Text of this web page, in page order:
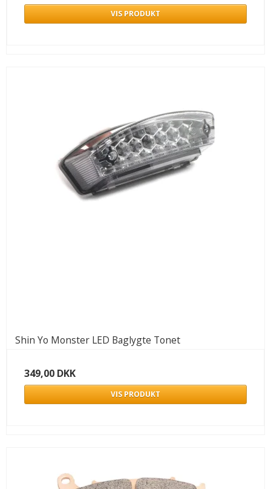
VIS PRODUKT
Shin Yo Monster LED Baglygte Tonet
349,00 DKK
VIS PRODUKT